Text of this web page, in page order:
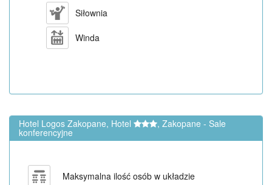
Siłownia
Winda
Hotel Logos Zakopane, Hotel , Zakopane - Sale
konferencyjne
Maksymalna ilość osób w układzie